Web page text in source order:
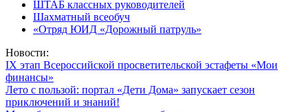
ШТАБ классных руководителей
Шахматный всеобуч
«Отряд ЮИД «Дорожный патруль»
Новости:
IX этап Всероссийской просветительской эстафеты «Мои
финансы»
Лето с пользой: портал «Дети Дома» запускает сезон
приключений и знаний!